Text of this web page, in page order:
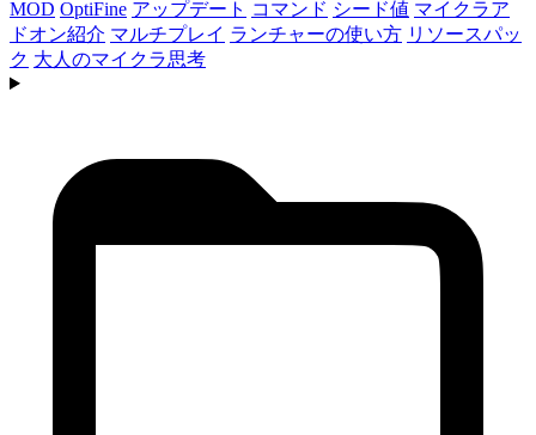
MOD OptiFine アップデート コマンド シード値 マイクラア
ドオン紹介 マルチプレイ ランチャーの使い方 リソースパッ
ク 大人のマイクラ思考